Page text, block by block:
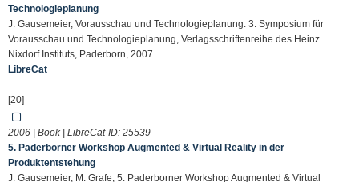
Technologieplanung
J. Gausemeier, Vorausschau und Technologieplanung. 3. Symposium für
Vorausschau und Technologieplanung, Verlagsschriftenreihe des Heinz
Nixdorf Instituts, Paderborn, 2007.
LibreCat
[20]
2006 | Book | LibreCat-ID: 25539
5. Paderborner Workshop Augmented & Virtual Reality in der
Produktentstehung
J. Gausemeier, M. Grafe, 5. Paderborner Workshop Augmented & Virtual